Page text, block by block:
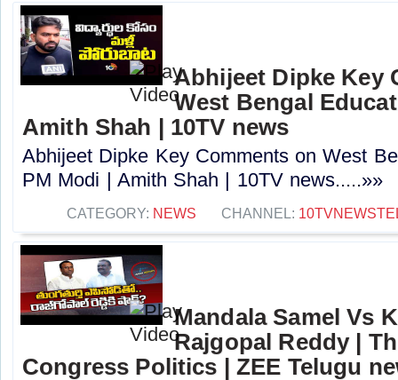
Abhijeet Dipke Key
West Bengal
Amith Shah | 10TV news
Abhijeet Dipke Key Comments on West
PM Modi | Amith Shah | 10TV news.....»»
CATEGORY: NEWS CHANNEL:
Mandala Samel Vs
Rajgopal Reddy |
Congress Politics | ZEE Telugu